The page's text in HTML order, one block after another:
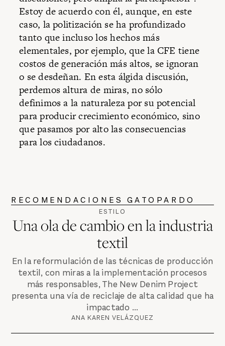
Estoy de acuerdo con él, aunque, en este
caso, la politización se ha profundizado
tanto que incluso los hechos más
elementales, por ejemplo, que la CFE tiene
costos de generación más altos, se ignoran
o se desdeñan. En esta álgida discusión,
perdemos altura de miras, no sólo
definimos a la naturaleza por su potencial
para producir crecimiento económico, sino
que pasamos por alto las consecuencias
para los ciudadanos.
RECOMENDACIONES GATOPARDO
ESTILO
Una ola de cambio en la industria
textil
En la reformulación de las técnicas de producción
textil, con miras a la implementación procesos
más responsables, The New Denim Project
presenta una vía de reciclaje de alta calidad que ha
impactado ...
ANA KAREN VELÁZQUEZ